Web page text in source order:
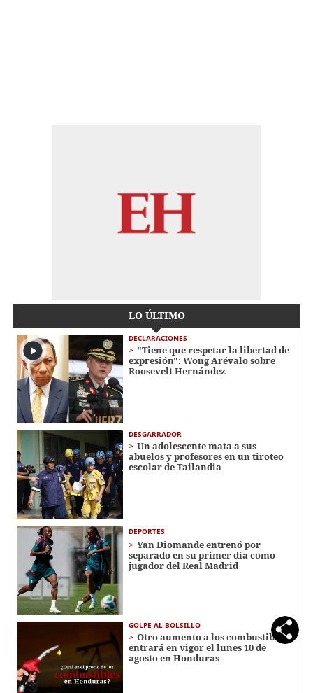
LO ÚLTIMO
DECLARACIONES
"Tiene que respetar la libertad de
expresión": Wong Arévalo sobre
Roosevelt Hernández
DESGARRADOR
Un adolescente mata a sus
abuelos y profesores en un tiroteo
escolar de Tailandia
DEPORTES
Yan Diomande entrenó por
separado en su primer día como
jugador del Real Madrid
GOLPE AL BOLSILLO
Otro aumento a los combustibles
entrará en vigor el lunes 10 de
agosto en Honduras